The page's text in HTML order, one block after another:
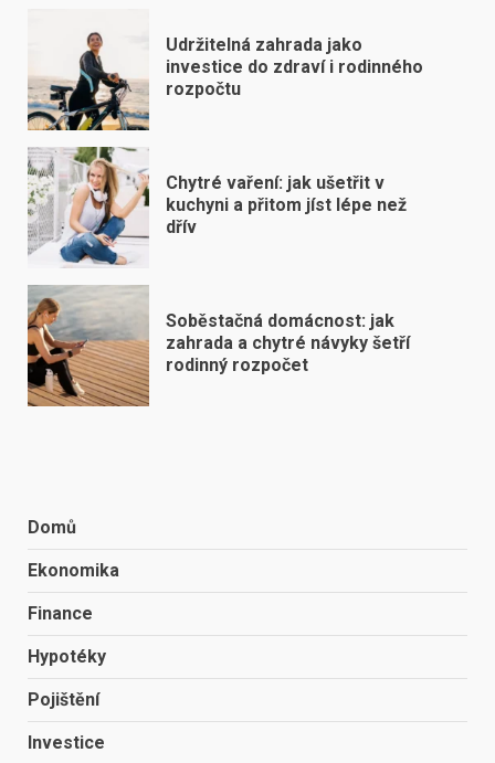
Udržitelná zahrada jako
investice do zdraví i rodinného
rozpočtu
Chytré vaření: jak ušetřit v
kuchyni a přitom jíst lépe než
dřív
Soběstačná domácnost: jak
zahrada a chytré návyky šetří
rodinný rozpočet
Domů
Ekonomika
Finance
Hypotéky
Pojištění
Investice